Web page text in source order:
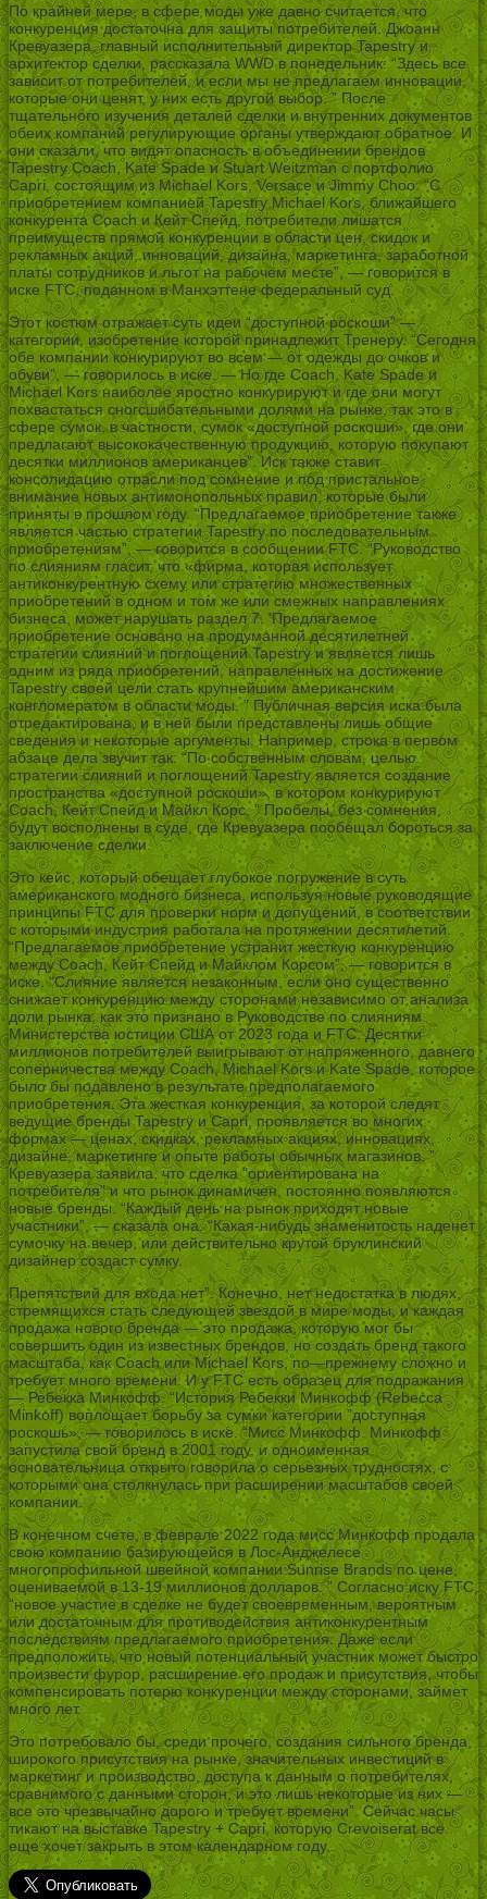
По крайней мере, в сфере моды уже давно считается, что
конкуренция достаточна для защиты потребителей. Джоанн
Кревуазера, главный исполнительный директор Tapestry и
архитектор сделки, рассказала WWD в понедельник: “Здесь все
зависит от потребителей, и если мы не предлагаем инновации,
которые они ценят, у них есть другой выбор. ” После
тщательного изучения деталей сделки и внутренних документов
обеих компаний регулирующие органы утверждают обратное. И
они сказали, что видят опасность в объединении брендов
Tapestry Coach, Kate Spade и Stuart Weitzman с портфолио
Capri, состоящим из Michael Kors, Versace и Jimmy Choo. “С
приобретением компанией Tapestry Michael Kors, ближайшего
конкурента Coach и Кейт Спейд, потребители лишатся
преимуществ прямой конкуренции в области цен, скидок и
рекламных акций, инноваций, дизайна, маркетинга, заработной
платы сотрудников и льгот на рабочем месте”, — говорится в
иске FTC, поданном в Манхэттене федеральный суд.
Этот костюм отражает суть идеи “доступной роскоши” —
категории, изобретение которой принадлежит Тренеру. “Сегодня
обе компании конкурируют во всем — от одежды до очков и
обуви”, — говорилось в иске. — Но где Coach, Kate Spade и
Michael Kors наиболее яростно конкурируют и где они могут
похвастаться сногсшибательными долями на рынке, так это в
сфере сумок, в частности, сумок «доступной роскоши», где они
предлагают высококачественную продукцию, которую покупают
десятки миллионов американцев”. Иск также ставит
консолидацию отрасли под сомнение и под пристальное
внимание новых антимонопольных правил, которые были
приняты в прошлом году. “Предлагаемое приобретение также
является частью стратегии Tapestry по последовательным
приобретениям”, — говорится в сообщении FTC. “Руководство
по слияниям гласит, что «фирма, которая использует
антиконкурентную схему или стратегию множественных
приобретений в одном и том же или смежных направлениях
бизнеса, может нарушать раздел 7. ’Предлагаемое
приобретение основано на продуманной десятилетней
стратегии слияний и поглощений Tapestry и является лишь
одним из ряда приобретений, направленных на достижение
Tapestry своей цели стать крупнейшим американским
конгломератом в области моды. ” Публичная версия иска была
отредактирована, и в ней были представлены лишь общие
сведения и некоторые аргументы. Например, строка в первом
абзаце дела звучит так: “По собственным словам, целью
стратегии слияний и поглощений Tapestry является создание
пространства «доступной роскоши», в котором конкурируют
Coach, Кейт Спейд и Майкл Корс. ” Пробелы, без сомнения,
будут восполнены в суде, где Кревуазера пообещал бороться за
заключение сделки.
Это кейс, который обещает глубокое погружение в суть
американского модного бизнеса, используя новые руководящие
принципы FTC для проверки норм и допущений, в соответствии
с которыми индустрия работала на протяжении десятилетий.
“Предлагаемое приобретение устранит жесткую конкуренцию
между Coach, Кейт Спейд и Майклом Корсом”, — говорится в
иске. “Слияние является незаконным, если оно существенно
снижает конкуренцию между сторонами независимо от анализа
доли рынка, как это признано в Руководстве по слияниям
Министерства юстиции США от 2023 года и FTC. Десятки
миллионов потребителей выигрывают от напряженного, давнего
соперничества между Coach, Michael Kors и Kate Spade, которое
было бы подавлено в результате предполагаемого
приобретения. Эта жесткая конкуренция, за которой следят
ведущие бренды Tapestry и Capri, проявляется во многих
формах — ценах, скидках, рекламных акциях, инновациях,
дизайне, маркетинге и опыте работы обычных магазинов. ”
Кревуазера заявила, что сделка “ориентирована на
потребителя” и что рынок динамичен, постоянно появляются
новые бренды. “Каждый день на рынок приходят новые
участники”, — сказала она. “Какая-нибудь знаменитость наденет
сумочку на вечер, или действительно крутой бруклинский
дизайнер создаст сумку.
Препятствий для входа нет”. Конечно, нет недостатка в людях,
стремящихся стать следующей звездой в мире моды, и каждая
продажа нового бренда — это продажа, которую мог бы
совершить один из известных брендов, но создать бренд такого
масштаба, как Coach или Michael Kors, по—прежнему сложно и
требует много времени. И у FTC есть образец для подражания
— Ребекка Минкофф. “История Ребекки Минкофф (Rebecca
Minkoff) воплощает борьбу за сумки категории ”доступная
роскошь», — говорилось в иске. “Мисс Минкофф. Минкофф
запустила свой бренд в 2001 году, и одноименная
основательница открыто говорила о серьезных трудностях, с
которыми она столкнулась при расширении масштабов своей
компании.
В конечном счете, в феврале 2022 года мисс Минкофф продала
свою компанию базирующейся в Лос-Анджелесе
многопрофильной швейной компании Sunrise Brands по цене,
оцениваемой в 13-19 миллионов долларов. ” Согласно иску FTC,
“новое участие в сделке не будет своевременным, вероятным
или достаточным для противодействия антиконкурентным
последствиям предлагаемого приобретения. Даже если
предположить, что новый потенциальный участник может быстро
произвести фурор, расширение его продаж и присутствия, чтобы
компенсировать потерю конкуренции между сторонами, займет
много лет.
Это потребовало бы, среди прочего, создания сильного бренда,
широкого присутствия на рынке, значительных инвестиций в
маркетинг и производство, доступа к данным о потребителях,
сравнимого с данными сторон, и это лишь некоторые из них —
все это чрезвычайно дорого и требует времени”. Сейчас часы
тикают на выставке Tapestry + Capri, которую Crevoiserat все
еще хочет закрыть в этом календарном году.